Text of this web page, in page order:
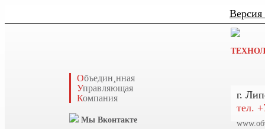
Версия
Объедин¸нная
Управляющая
Компания
Мы Вконтакте
г.
тел.